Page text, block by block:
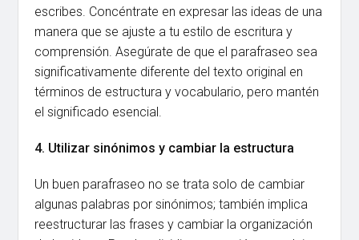
escribes. Concéntrate en expresar las ideas de una
manera que se ajuste a tu estilo de escritura y
comprensión. Asegúrate de que el parafraseo sea
significativamente diferente del texto original en
términos de estructura y vocabulario, pero mantén
el significado esencial.
4. Utilizar sinónimos y cambiar la estructura
Un buen parafraseo no se trata solo de cambiar
algunas palabras por sinónimos; también implica
reestructurar las frases y cambiar la organización